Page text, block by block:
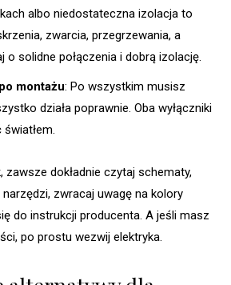
albo niedostateczna izolacja to
zwarcia, przegrzewania, a
o solidne połączenia i dobrą izolację.
montażu: Po wszystkim musisz
działa poprawnie. Oba wyłączniki
zawsze dokładnie czytaj schematy,
zwracaj uwagę na kolory
do instrukcji producenta. A jeśli masz
po prostu wezwij elektryka.